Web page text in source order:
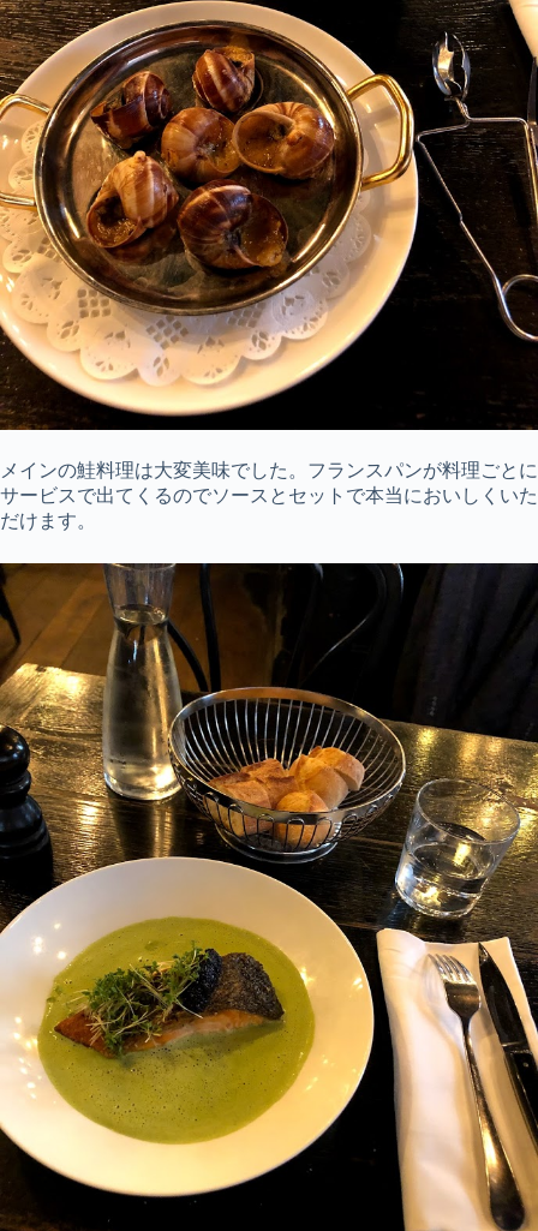
メインの鮭料理は大変美味でした。フランスパンが料理ごとに
サービスで出てくるのでソースとセットで本当においしくいた
だけます。